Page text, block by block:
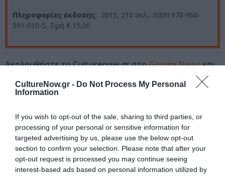
CultureNow.gr - Do Not Process My Personal
Information
If you wish to opt-out of the sale, sharing to third parties, or
processing of your personal or sensitive information for
targeted advertising by us, please use the below opt-out
section to confirm your selection. Please note that after your
opt-out request is processed you may continue seeing
interest-based ads based on personal information utilized by
Πληροφορίες έκδοσης: 2015, 210 σελ., ISBN 978-960-
591-010-5, Τιμή € 15,00
Ακολουθήστε το Culturenow.gr στοGoogle Newsκαι
Δείτε όλα τα
Νέοι Διαγωνισμοί❯
Tags